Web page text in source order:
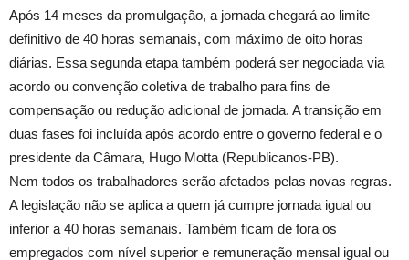
Após 14 meses da promulgação, a jornada chegará ao limite
definitivo de 40 horas semanais, com máximo de oito horas
diárias. Essa segunda etapa também poderá ser negociada via
acordo ou convenção coletiva de trabalho para fins de
compensação ou redução adicional de jornada. A transição em
duas fases foi incluída após acordo entre o governo federal e o
presidente da Câmara, Hugo Motta (Republicanos-PB).
Nem todos os trabalhadores serão afetados pelas novas regras.
A legislação não se aplica a quem já cumpre jornada igual ou
inferior a 40 horas semanais. Também ficam de fora os
empregados com nível superior e remuneração mensal igual ou